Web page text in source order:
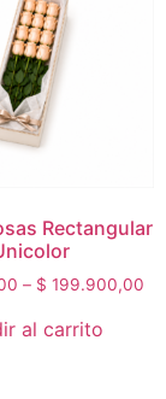
Rectangular
– $ 199.900,00
al carrito